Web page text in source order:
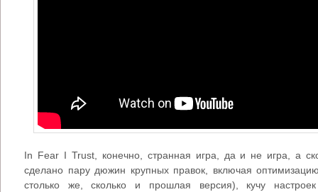
In Fear I Trust, конечно, странная игра, да и не игра, а
сделано пару дюжин крупных правок, включая
столько же, сколько и прошлая версия), кучу